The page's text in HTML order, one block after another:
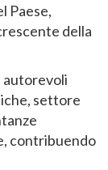
Paese,
della
autorevoli
settore
contribuendo